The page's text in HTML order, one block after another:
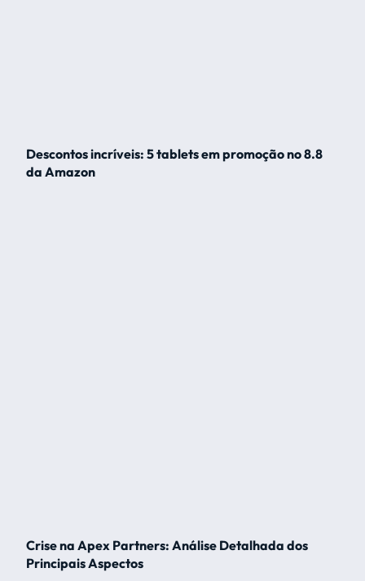
Descontos incríveis: 5 tablets em promoção no 8.8
da Amazon
Crise na Apex Partners: Análise Detalhada dos
Principais Aspectos